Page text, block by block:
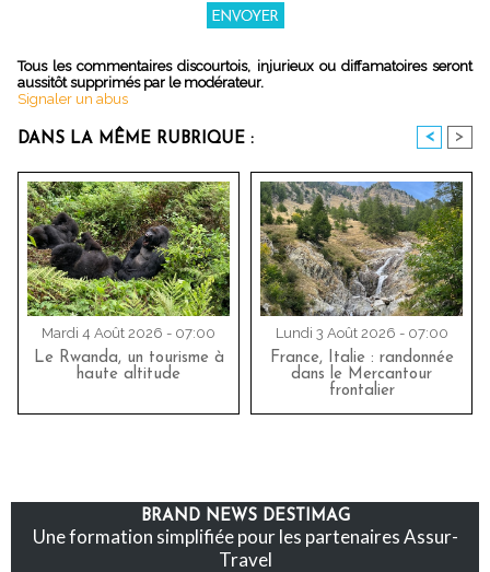
Tous les commentaires discourtois, injurieux ou diffamatoires seront
aussitôt supprimés par le modérateur.
Signaler un abus
DANS LA MÊME RUBRIQUE : < >
Mardi 4 Août 2026 - 07:00
Le Rwanda, un tourisme à
haute altitude
Lundi 3 Août 2026 - 07:00
France, Italie : randonnée
dans le Mercantour
frontalier
BRAND NEWS DESTIMAG
Une formation simplifiée pour les partenaires Assur-
Travel